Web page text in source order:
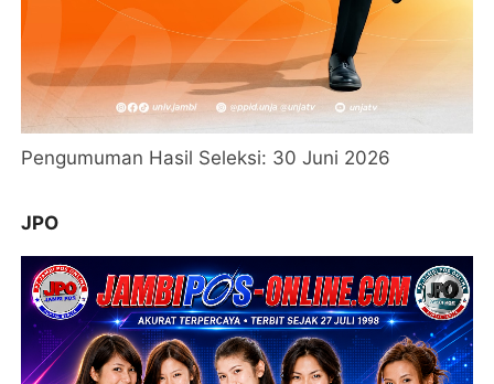
Pengumuman Hasil Seleksi: 30 Juni 2026
JPO